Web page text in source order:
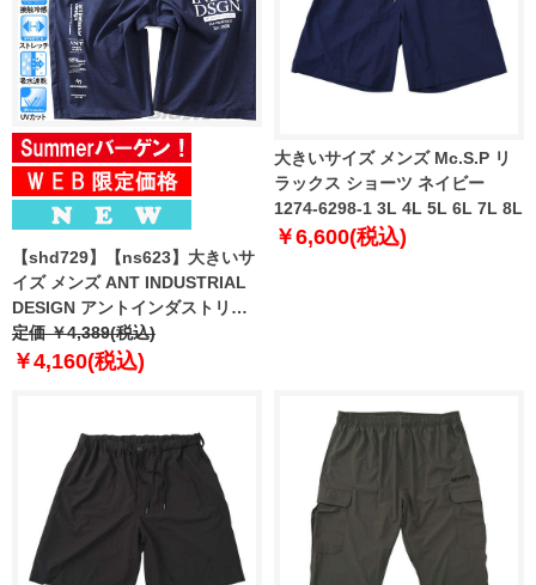
【shd729】【ns623】大きいサ
イズ メンズ ANT INDUSTRIAL
DESIGN アントインダストリア
ルデザイン 接触冷感 ストレッチ
ショーツ ショートパンツ ハーフ
定価 ￥4,389(税込)
￥4,160(税込)
大きいサイズ メンズ Mc.S.P リ
ラックス ショーツ ネイビー
1274-6298-1 3L 4L 5L 6L 7L 8L
￥6,600(税込)